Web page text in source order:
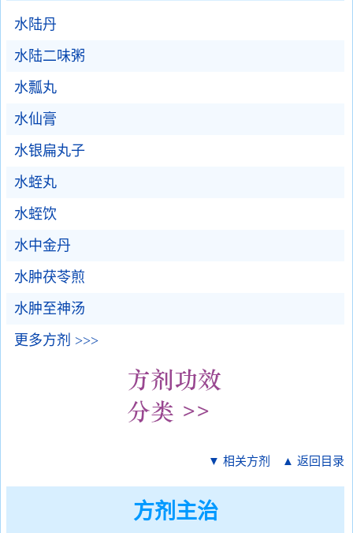
水陆丹
水陆二味粥
水瓢丸
水仙膏
水银扁丸子
水蛭丸
水蛭饮
水中金丹
水肿茯苓煎
水肿至神汤
更多方剂 >>>
▼ 相关方剂 ▲ 返回目录
方剂主治